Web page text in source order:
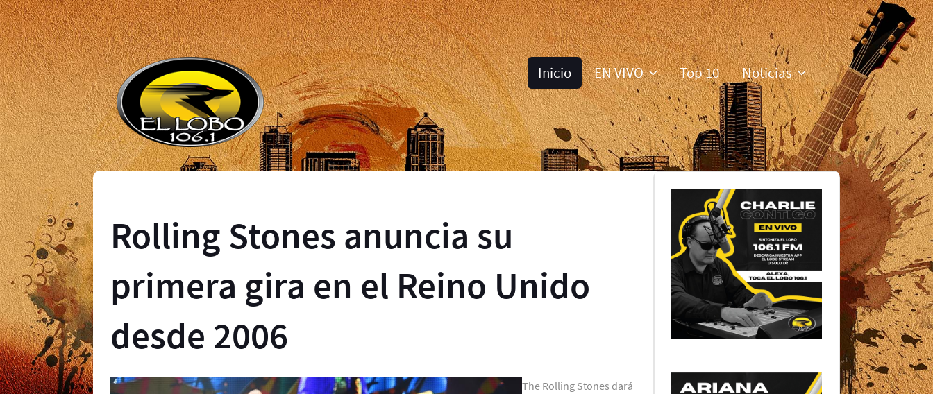
Inicio EN VIVO Top 10 Noticias
Rolling Stones anuncia su
primera gira en el Reino Unido
desde 2006
The Rolling Stones dará